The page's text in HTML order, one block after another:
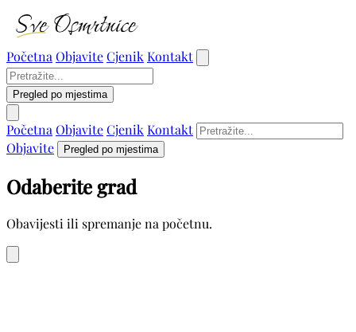
Početna ObjaviteCjenik Kontakt
Pregled po mjestima
Početna ObjaviteCjenik Kontakt
Objavite
Pregled po mjestima
Odaberite grad
Obavijesti ili spremanje na početnu.